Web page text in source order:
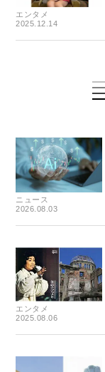
エンタメ
2025.12.14
ニュース
2026.08.03
エンタメ
2025.08.06